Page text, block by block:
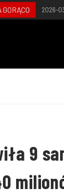
GORĄCO 2026-
9